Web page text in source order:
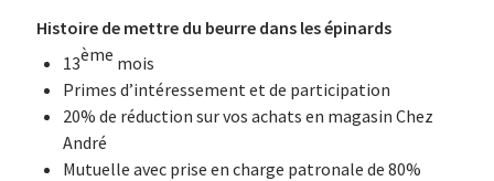
Histoire de mettre du beurre dans les épinards
13ème mois
Primes d’intéressement et de participation
20% de réduction sur vos achats en magasin Chez
André
Mutuelle avec prise en charge patronale de 80%